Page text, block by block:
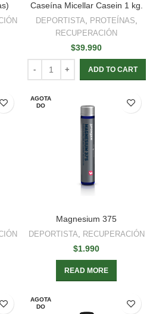
Caseína Micellar Casein 1 kg.
DEPORTISTA, PROTEÍNAS,
RECUPERACIÓN
$39.990
ADD TO CART
AGOTA
DO
Magnesium 375
DEPORTISTA, RECUPERACIÓN
$1.990
READ MORE
AGOTA
DO